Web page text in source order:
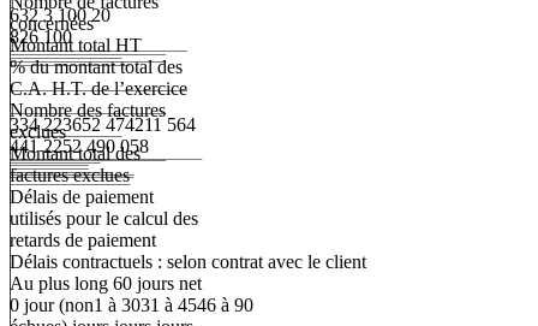
632 3 100 20
826 100
334 223652 474211 564
441 2252 490 058
concernées
Montant total HT
% du montant total des
C.A. H.T. de l’exercice
Nombre des factures
exclues
Montant total des
factures exclues
Délais de paiement
utilisés pour le calcul des
retards de paiement
Délais contractuels : selon contrat avec le client
Au plus long 60 jours net
0 jour (non1 à 3031 à 4546 à 90